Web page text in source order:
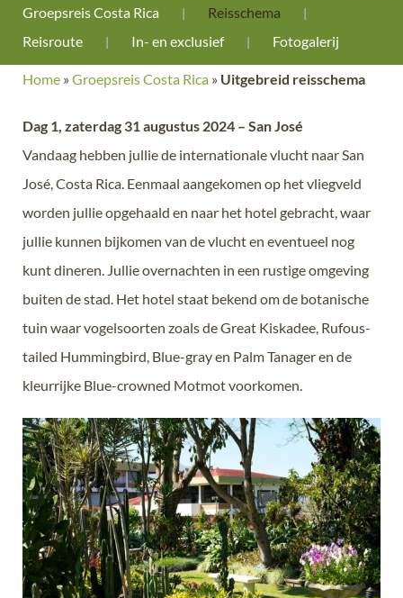
Groepsreis Costa Rica
Reisschema
Reisroute
In- en exclusief Fotogalerij
Home »Groepsreis Costa Rica » Uitgebreid reisschema
Dag 1, zaterdag 31 augustus 2024 – San José
Vandaag hebben jullie de internationale vlucht naar San
José, Costa Rica. Eenmaal aangekomen op het vliegveld
worden jullie opgehaald en naar het hotel gebracht, waar
jullie kunnen bijkomen van de vlucht en eventueel nog
kunt dineren. Jullie overnachten in een rustige omgeving
buiten de stad. Het hotel staat bekend om de botanische
tuin waar vogelsoorten zoals de Great Kiskadee, Rufous-
tailed Hummingbird, Blue-gray en Palm Tanager en de
kleurrijke Blue-crowned Motmot voorkomen.